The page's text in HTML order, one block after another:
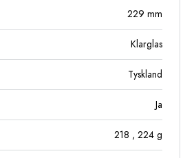
229 mm
Klarglas
Tyskland
Ja
218 , 224 g